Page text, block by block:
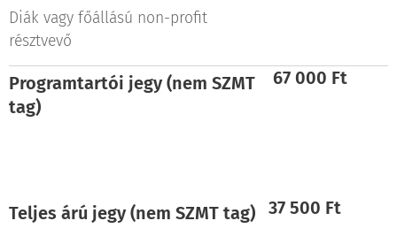
Diák vagy főállású non-profit
résztvevő
Programtartói jegy (nem SZMT
tag)
67 000 Ft
Teljes árú jegy (nem SZMT tag) 37 500 Ft